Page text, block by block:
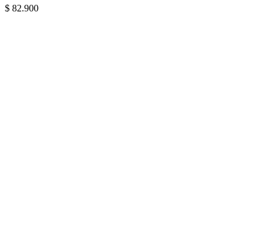
$ 82.900